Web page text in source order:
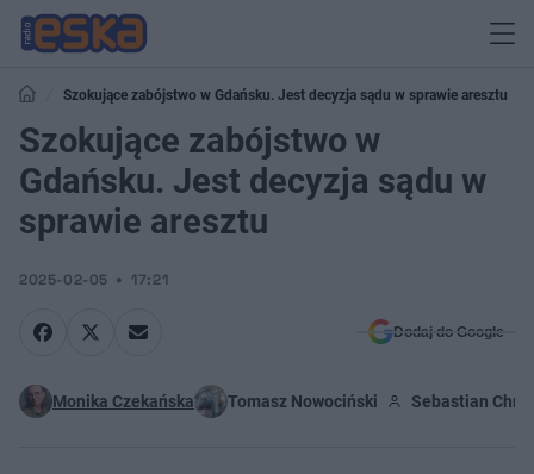
Szokujące zabójstwo w Gdańsku. Jest decyzja sądu w sprawie aresztu
Szokujące zabójstwo w
Gdańsku. Jest decyzja sądu w
sprawie aresztu
2025-02-05 17:21
Dodaj do Google
Monika Czekańska Tomasz Nowociński Sebastian